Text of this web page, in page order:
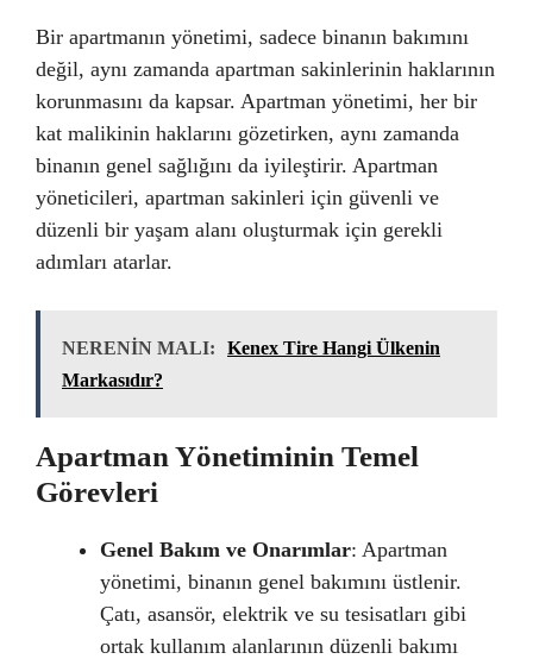
Bir apartmanın yönetimi, sadece binanın bakımını
değil, aynı zamanda apartman sakinlerinin haklarının
korunmasını da kapsar. Apartman yönetimi, her bir
kat malikinin haklarını gözetirken, aynı zamanda
binanın genel sağlığını da iyileştirir. Apartman
yöneticileri, apartman sakinleri için güvenli ve
düzenli bir yaşam alanı oluşturmak için gerekli
adımları atarlar.
NERENİN MALI:
Kenex Tire Hangi Ülkenin
Markasıdır?
Apartman Yönetiminin Temel
Görevleri
Genel Bakım ve Onarımlar: Apartman
yönetimi, binanın genel bakımını üstlenir.
Çatı, asansör, elektrik ve su tesisatları gibi
ortak kullanım alanlarının düzenli bakımı